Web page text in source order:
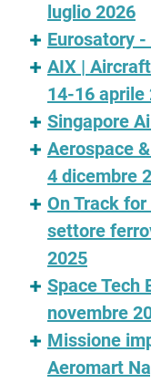
luglio 2026
Eurosatory
AIX |
14-16 aprile
Singapore
Aerospace
4 dicembre
On Track
settore
2025
Space Tech
novembre
Missione
Aeromart